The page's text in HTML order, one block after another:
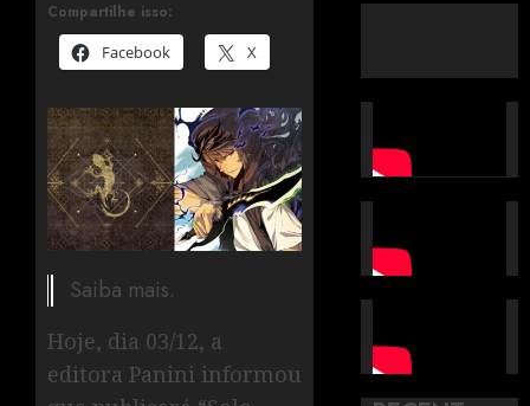
Compartilhe isso:
Facebook
X
Saiba mais.
Hoje, dia 03/12, a
editora Panini informou